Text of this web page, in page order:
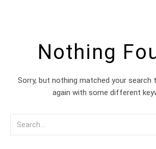
Nothing
Sorry, but nothing matched your search
again with some different